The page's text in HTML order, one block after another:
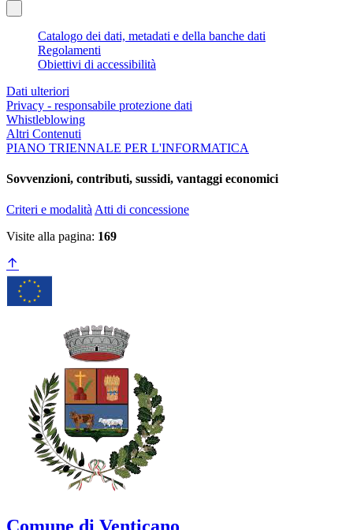
Catalogo dei dati, metadati e della banche dati
Regolamenti
Obiettivi di accessibilità
Dati ulteriori
Privacy - responsabile protezione dati
Whistleblowing
Altri Contenuti
PIANO TRIENNALE PER L'INFORMATICA
Sovvenzioni, contributi, sussidi, vantaggi economici
Criteri e modalità Atti di concessione
Visite alla pagina: 169